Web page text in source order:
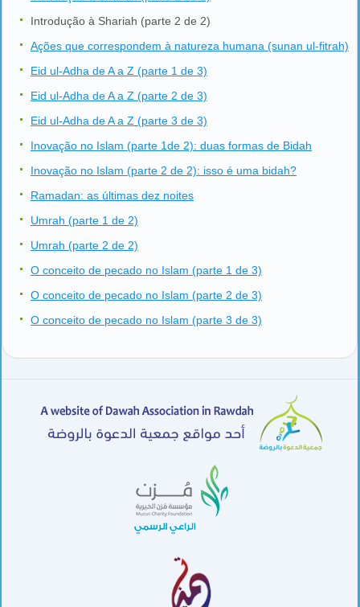
Introdução à Shariah (parte 2 de 2)
Ações que correspondem à natureza humana (sunan ul-fitrah)
Eid ul-Adha de A a Z (parte 1 de 3)
Eid ul-Adha de A a Z (parte 2 de 3)
Eid ul-Adha de A a Z (parte 3 de 3)
Inovação no Islam (parte 1de 2): duas formas de Bidah
Inovação no Islam (parte 2 de 2): isso é uma bidah?
Ramadan: as últimas dez noites
Umrah (parte 1 de 2)
Umrah (parte 2 de 2)
O conceito de pecado no Islam (parte 1 de 3)
O conceito de pecado no Islam (parte 2 de 3)
O conceito de pecado no Islam (parte 3 de 3)